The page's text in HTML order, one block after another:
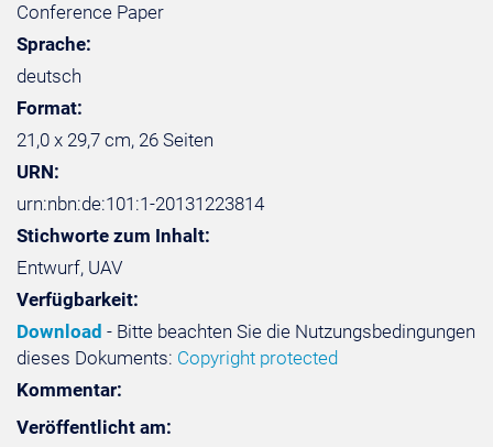
Conference Paper
Sprache:
deutsch
Format:
21,0 x 29,7 cm, 26 Seiten
URN:
urn:nbn:de:101:1-20131223814
Stichworte zum Inhalt:
Entwurf, UAV
Verfügbarkeit:
Download - Bitte beachten Sie die Nutzungsbedingungen
dieses Dokuments: Copyright protected
Kommentar:
Veröffentlicht am: